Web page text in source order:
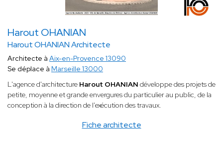
Harout OHANIAN
Harout OHANIAN Architecte
Fiche architecte
Architecte à Aix-en-Provence 13090
Se déplace à Marseille 13000
L'agence d'architecture Harout OHANIAN développe des projets de
petite, moyenne et grande envergures du particulier au public, de la
conception à la direction de l'exécution des travaux.